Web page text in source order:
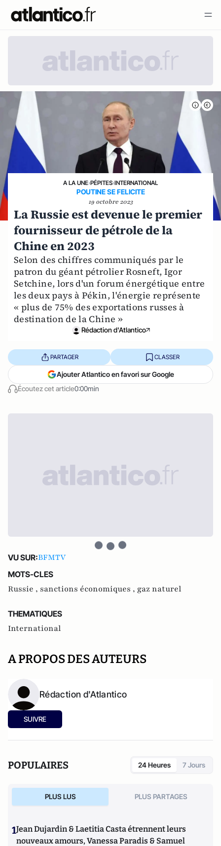
A LA UNE›PÉPITES›INTERNATIONAL
POUTINE SE FELICITE
19 octobre 2023
La Russie est devenue le premier
fournisseur de pétrole de la
Chine en 2023
Selon des chiffres communiqués par le
patron du géant pétrolier Rosneft, Igor
Setchine, lors d'un forum énergétique entre
les deux pays à Pékin, l'énergie représente
« plus de 75% des exportations russes à
destination de la Chine »
Rédaction d'Atlantico
Écoutez cet article0:00min
PARTAGER CLASSER
Ajouter Atlantico en favori sur Google
VU SUR:BFMTV
MOTS-CLES
Russie , sanctions économiques , gaz naturel
THEMATIQUES
International
A PROPOS DES AUTEURS
Rédaction d'Atlantico
SUIVRE
POPULAIRES 24 Heures 7 Jours
PLUS LUS PLUS PARTAGES
1Jean Dujardin & Laetitia Casta étrennent leurs
nouveaux amours, Vanessa Paradis & Samuel